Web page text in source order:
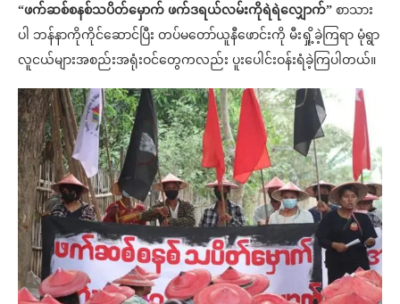
“ဖက်ဆစ်စနစ်သပိတ်မှောက် ဖက်ဒရယ်လမ်းကိုရဲရဲလျှောက်” စာသား
ပါ ဘန်နာကိုကိုင်ဆောင်ပြီး တပ်မတော်ယူနီဖောင်းကို မီးရှို့ခဲ့ကြရာ မုံရွာ
လူငယ်များအစည်းအရုံးဝင်တွေကလည်း ပူးပေါင်းဝန်းရံခဲ့ကြပါတယ်။